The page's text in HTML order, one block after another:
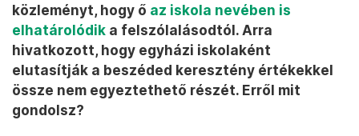
közleményt, hogy ő az iskola nevében is
elhatárolódik a felszólalásodtól. Arra
hivatkozott, hogy egyházi iskolaként
elutasítják a beszéded keresztény értékekkel
össze nem egyeztethető részét. Erről mit
gondolsz?